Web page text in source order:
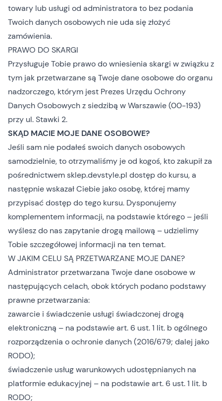
towary lub usługi od administratora to bez podania
Twoich danych osobowych nie uda się złożyć
zamówienia.
PRAWO DO SKARGI
Przysługuje Tobie prawo do wniesienia skargi w związku z
tym jak przetwarzane są Twoje dane osobowe do organu
nadzorczego, którym jest Prezes Urzędu Ochrony
Danych Osobowych z siedzibą w Warszawie (00-193)
przy ul. Stawki 2.
SKĄD MACIE MOJE DANE OSOBOWE?
Jeśli sam nie podałeś swoich danych osobowych
samodzielnie, to otrzymaliśmy je od kogoś, kto zakupił za
pośrednictwem sklep.devstyle.pl dostęp do kursu, a
następnie wskazał Ciebie jako osobę, której mamy
przypisać dostęp do tego kursu. Dysponujemy
komplementem informacji, na podstawie którego – jeśli
wyślesz do nas zapytanie drogą mailową – udzielimy
Tobie szczegółowej informacji na ten temat.
W JAKIM CELU SĄ PRZETWARZANE MOJE DANE?
Administrator przetwarzana Twoje dane osobowe w
następujących celach, obok których podano podstawy
prawne przetwarzania:
zawarcie i świadczenie usługi świadczonej drogą
elektroniczną – na podstawie art. 6 ust. 1 lit. b ogólnego
rozporządzenia o ochronie danych (2016/679; dalej jako
RODO);
świadczenie usług warunkowych udostępnianych na
platformie edukacyjnej – na podstawie art. 6 ust. 1 lit. b
RODO;